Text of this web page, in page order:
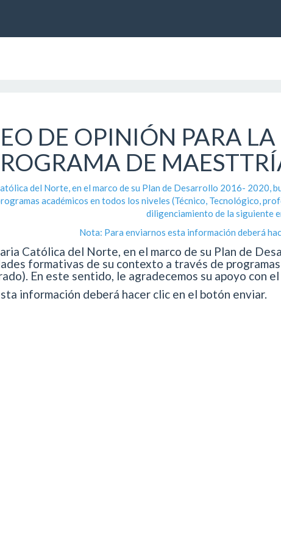
DE OPINIÓN PARA
DE
del Norte, en el marco de su Plan de Desarrollo 2016- 2020,
académicos en todos los niveles (Técnico, Tecnológico,
diligenciamiento de la siguiente
Nota: Para enviarnos esta información deberá
Católica del Norte, en el marco de su Plan de
formativas de su contexto a través de
En este sentido, le agradecemos su apoyo con
información deberá hacer clic en el botón enviar.